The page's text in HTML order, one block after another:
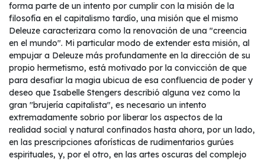
forma parte de un intento por cumplir con la misión de la
filosofía en el capitalismo tardío, una misión que el mismo
Deleuze caracterizara como la renovación de una "creencia
en el mundo". Mi particular modo de extender esta misión, al
empujar a Deleuze más profundamente en la dirección de su
propio hermetismo, está motivado por la convicción de que
para desafiar la magia ubicua de esa confluencia de poder y
deseo que Isabelle Stengers describió alguna vez como la
gran "brujería capitalista", es necesario un intento
extremadamente sobrio por liberar los aspectos de la
realidad social y natural confinados hasta ahora, por un lado,
en las prescripciones aforísticas de rudimentarios gurúes
espirituales, y, por el otro, en las artes oscuras del complejo